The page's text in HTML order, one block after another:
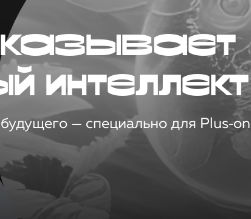
интеллект
— специально для